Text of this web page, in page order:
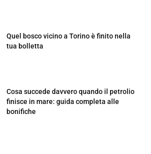
Quel bosco vicino a Torino è finito nella
tua bolletta
Cosa succede davvero quando il petrolio
finisce in mare: guida completa alle
bonifiche